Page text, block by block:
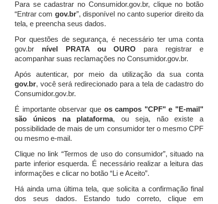
Para se cadastrar no Consumidor.gov.br, clique no botão
“Entrar com gov.br”, disponível no canto superior direito da
tela, e preencha seus dados.
Por questões de segurança, é necessário ter uma conta
gov.br nível PRATA ou OURO para registrar e
acompanhar suas reclamações no Consumidor.gov.br.
Após autenticar, por meio da utilização da sua conta
gov.br, você será redirecionado para a tela de cadastro do
Consumidor.gov.br.
É importante observar que os campos "CPF" e "E-mail"
são únicos na plataforma, ou seja, não existe a
possibilidade de mais de um consumidor ter o mesmo CPF
ou mesmo e-mail.
Clique no link “Termos de uso do consumidor”, situado na
parte inferior esquerda. É necessário realizar a leitura das
informações e clicar no botão “Li e Aceito”.
Há ainda uma última tela, que solicita a confirmação final
dos seus dados. Estando tudo correto, clique em